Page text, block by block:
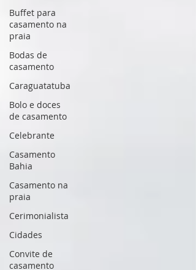
Buffet para
casamento na
praia
Bodas de
casamento
Caraguatatuba
Bolo e doces
de casamento
Celebrante
Casamento
Bahia
Casamento na
praia
Cerimonialista
Cidades
Convite de
casamento